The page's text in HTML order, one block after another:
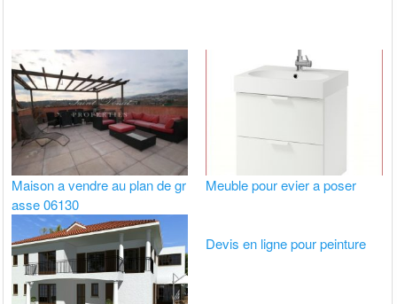
Maison a vendre au plan de gr
asse 06130
Meuble pour evier a poser
Devis en ligne pour peinture